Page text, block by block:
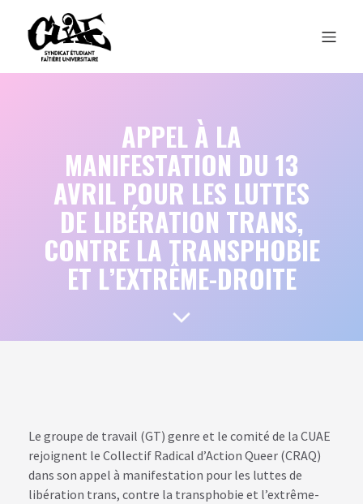
APPEL À LA
MANIFESTATION DU 13
AVRIL POUR LES LUTTES
DE LIBÉRATION TRANS,
CONTRE LA TRANSPHOBIE
ET L’EXTRÊME-DROITE
Le groupe de travail (GT) genre et le comité de la CUAE
rejoignent le Collectif Radical d’Action Queer (CRAQ)
dans son appel à manifestation pour les luttes de
libération trans, contre la transphobie et l’extrême-